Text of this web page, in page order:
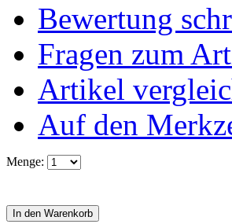
Bewertung
Fragen zum
Artikel
Auf den
Menge: